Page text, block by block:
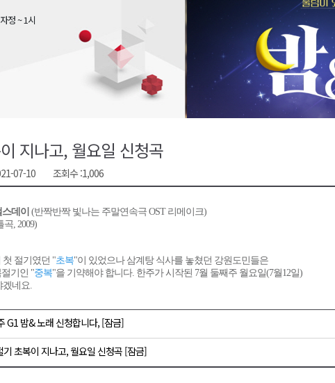
2026년
2026년
2026년
2026년
2026년
정 ~ 1시
지나고, 월요일 신청곡
07-10 조회수 :1,006
데이 (반짝반짝 빛나는 주말연속극 OST 리메이크)
곡, 2009)
첫 절기였던 "초복"이 있었으나 삼계탕 식사를 놓쳤던 강원도민들은
절기인 "중복"을 기약해야 합니다. 한주가 시작된 7월 둘째주 월요일(7월12일)
겠네요.
G1 밤& 노래 신청합니다, [잠금]
기 초복이 지나고, 월요일 신청곡 [잠금]